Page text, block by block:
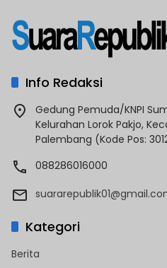
Info Redaksi
Gedung Pemuda/KNPI
Kelurahan Lorok Pakjo,
Palembang (Kode Pos:
088286016000
Kategori
Berita